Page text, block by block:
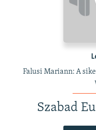
Falusi Mariann: A
Szabad